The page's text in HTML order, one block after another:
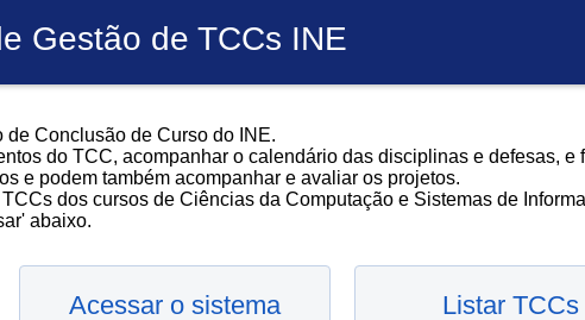
Gestão de TCCs INE
de Conclusão de Curso do INE.
do TCC, acompanhar o calendário das disciplinas e defesas,
e podem também acompanhar e avaliar os projetos.
dos cursos de Ciências da Computação e Sistemas de
abaixo.
Acessar o sistema
Listar TCCs